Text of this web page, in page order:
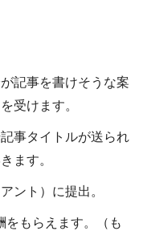
記事を書けそうな案
受けます。
事タイトルが送られ
ます。
ント）に提出。
をもらえます。（も